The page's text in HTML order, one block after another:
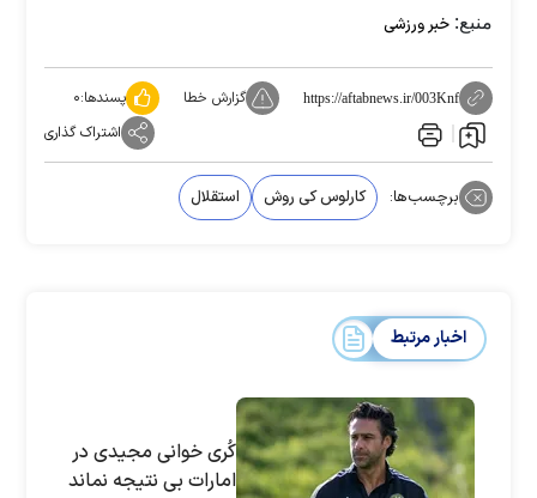
منبع: خبر ورزشی
https://aftabnews.ir/003Knf گزارش خطا پسندها:۰
اشتراک گذاری
برچسب‌ها: کارلوس کی روش استقلال
اخبار مرتبط
کُری خوانی مجیدی در
امارات بی نتیجه نماند